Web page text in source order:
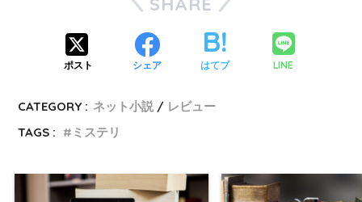
ポスト シェア はてブ LINE
CATEGORY : ネット小説
レビュー
TAGS :
ミステリ